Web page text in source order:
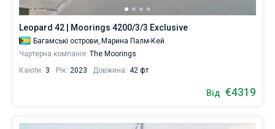
Leopard 42 | Moorings 4200/3/3 Exclusive
Багамські острови, Марина Палм-Кей
Чартерна компанія: The Moorings
Каюти: 3 Рік: 2023 Довжина: 42 фт
Від €4319